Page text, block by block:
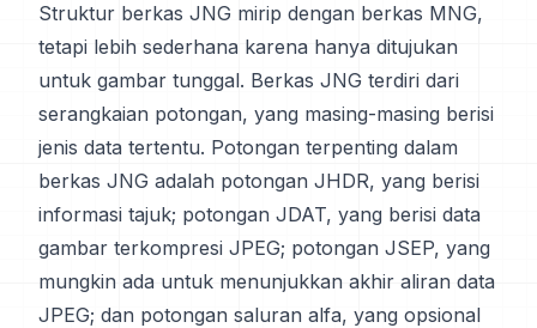
Struktur berkas JNG mirip dengan berkas MNG,
tetapi lebih sederhana karena hanya ditujukan
untuk gambar tunggal. Berkas JNG terdiri dari
serangkaian potongan, yang masing-masing berisi
jenis data tertentu. Potongan terpenting dalam
berkas JNG adalah potongan JHDR, yang berisi
informasi tajuk; potongan JDAT, yang berisi data
gambar terkompresi JPEG; potongan JSEP, yang
mungkin ada untuk menunjukkan akhir aliran data
JPEG; dan potongan saluran alfa, yang opsional